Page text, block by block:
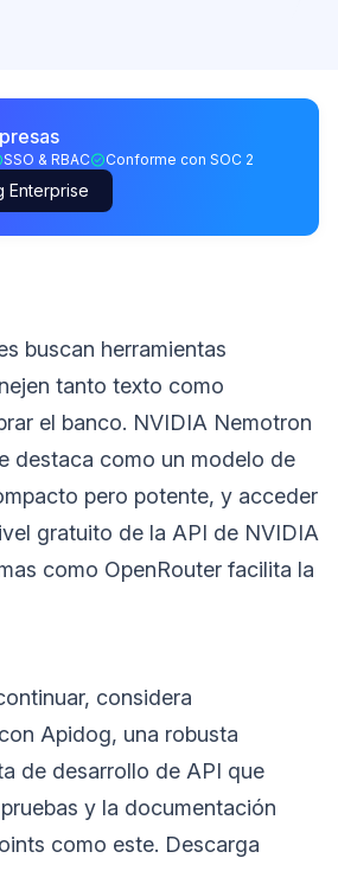
SSO & RBAC Conforme con SOC 2
Enterprise
buscan herramientas
tanto texto como
el banco. NVIDIA Nemotron
destaca como un modelo de
pero potente, y acceder
gratuito de la API de NVIDIA
como OpenRouter facilita la
considera
Apidog, una robusta
de desarrollo de API que
y la documentación
como este. Descarga